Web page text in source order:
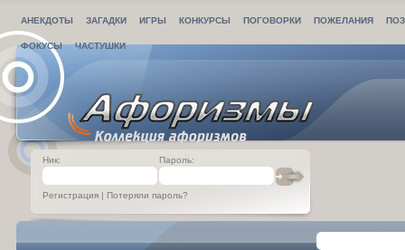
АНЕКДОТЫ ЗАГАДКИ ИГРЫ КОНКУРСЫ ПОГОВОРКИ ПОЖЕЛАНИЯ
ФОКУСЫ ЧАСТУШКИ
Ник: Пароль:
Регистрация | Потеряли пароль?